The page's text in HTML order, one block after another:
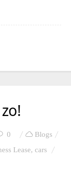
0
Blogs
Lease, cars